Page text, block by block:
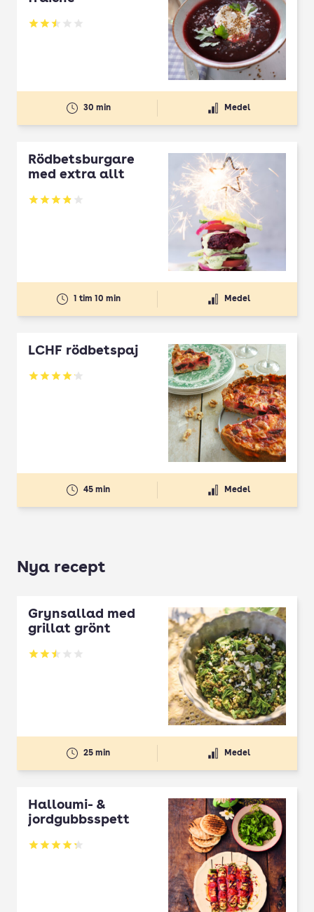
Betyg: 2.5 av 5
30 min Medel
Rödbetsburgare
med extra allt
Betyg: 3.87 av 5
1 tim 10 min Medel
LCHF rödbetspaj
Betyg: 4.16 av 5
45 min Medel
Nya recept
Grynsallad med
grillat grönt
Betyg: 2.5 av 5
25 min Medel
Halloumi- &
jordgubbsspett
Betyg: 4.3 av 5